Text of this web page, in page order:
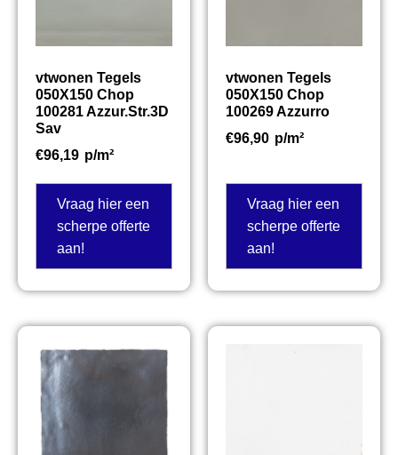
vtwonen Tegels
050X150 Chop
100281 Azzur.Str.3D
Sav
€96,19 p/m²
Vraag hier een
scherpe offerte
aan!
vtwonen Tegels
050X150 Chop
100269 Azzurro
€96,90 p/m²
Vraag hier een
scherpe offerte
aan!